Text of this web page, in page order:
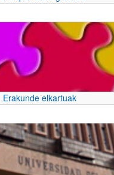
Erakunde elkartuak